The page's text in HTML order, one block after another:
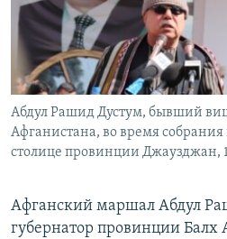
Абдул Рашид Дустум, бывший
Афганистана, во время
столице провинции Джаузджан,
Афганский маршал Абдул
губернатор провинции